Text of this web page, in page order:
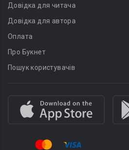
Довідка для читача
Довідка для автора
Оплата
Про Букнет
Пошук користувачів